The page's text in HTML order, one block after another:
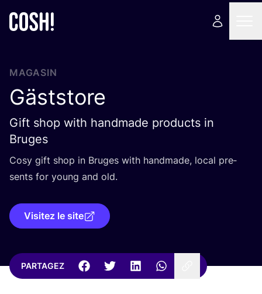
MAGASIN
Gäststore
Gift shop with handmade products in
Bruges
Cosy gift shop in Bruges with hand­made, local pre­
sents for young and old.
Visitez le site
PARTAGEZ